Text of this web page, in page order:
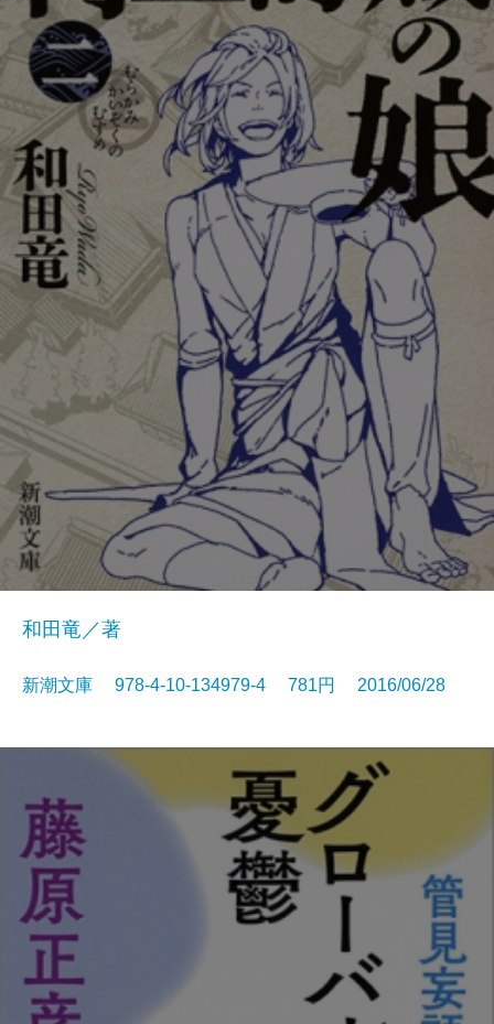
和田竜／著
新潮文庫 978-4-10-134979-4 781円 2016/06/28